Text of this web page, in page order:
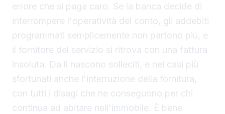
errore che si paga caro. Se la banca decide di
interrompere l'operatività del conto, gli addebiti
programmati semplicemente non partono più, e
il fornitore del servizio si ritrova con una fattura
insoluta. Da lì nascono solleciti, e nei casi più
sfortunati anche l'interruzione della fornitura,
con tutti i disagi che ne conseguono per chi
continua ad abitare nell'immobile. È bene